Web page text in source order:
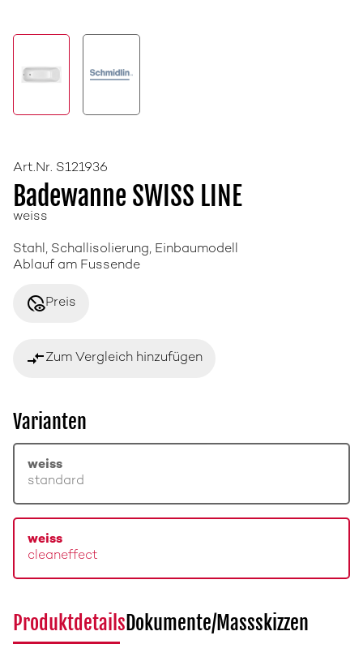
Art.Nr. S121936
Badewanne SWISS LINE
weiss
Stahl, Schallisolierung, Einbaumodell
Ablauf am Fussende
disabled_visiblePreis
compare_arrowsZum Vergleich hinzufügen
Varianten
weiss
standard
weiss
cleaneffect
ProduktdetailsDokumente/Massskizzen